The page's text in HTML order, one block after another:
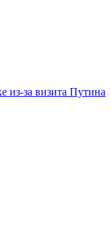
из-за визита Путина